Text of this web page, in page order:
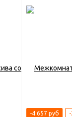
-4 657 руб